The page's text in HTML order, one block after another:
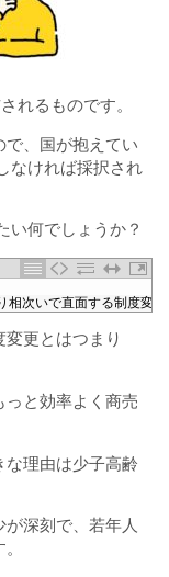
れるものです。
で、国が抱えてい
なければ採択され
い何でしょうか？
次いで直面する制度変
更とはつまり
っと効率よく商売
な理由は少子高齢
深刻で、若年人